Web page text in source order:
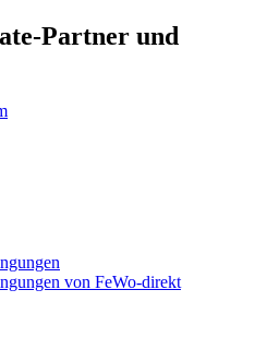
Partner und
von FeWo-direkt